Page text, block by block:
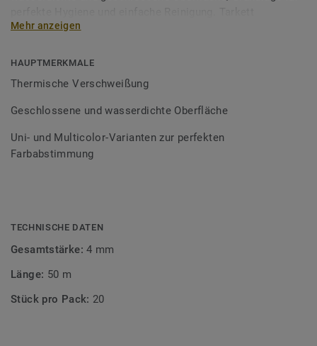
Schweißschnüre sind erhältlich in den Varianten Uni und
Bodenbelagssortiment abgestimmt. Durch die Verwendung
von Kontrastfarben lassen sich auch besondere
Mehr anzeigen
HAUPTMERKMALE
Thermische Verschweißung
Geschlossene und wasserdichte Oberfläche
Uni- und Multicolor-Varianten zur perfekten
Farbabstimmung
TECHNISCHE DATEN
Gesamtstärke:4 mm
Länge: 50 m
Stück pro Pack: 20